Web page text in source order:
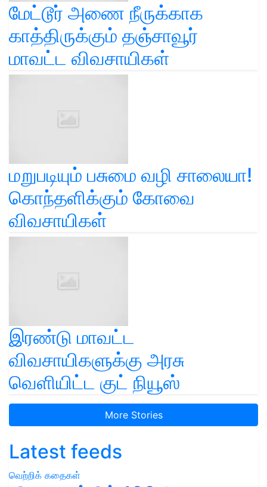
மேட்டூர் அணை நீருக்காக
காத்திருக்கும் தஞ்சாவூர்
மாவட்ட விவசாயிகள்
மறுபடியும் பசுமை வழி சாலையா!
கொந்தளிக்கும் கோவை
விவசாயிகள்
இரண்டு மாவட்ட
விவசாயிகளுக்கு அரசு
வெளியிட்ட குட் நியூஸ்
More Stories
Latest feeds
வெற்றிக் கதைகள்